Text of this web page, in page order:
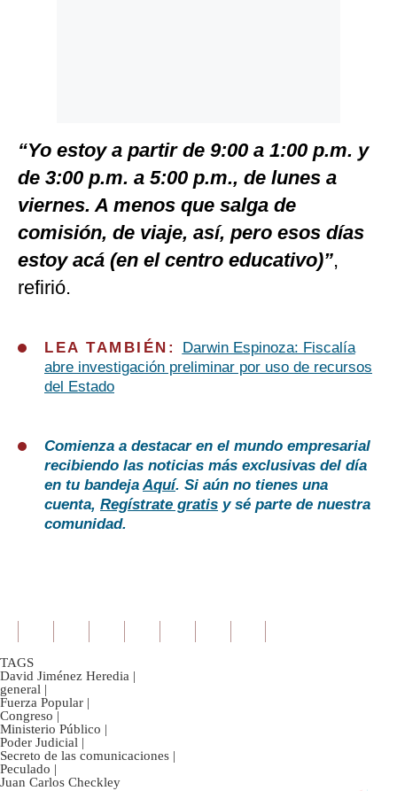
“Yo estoy a partir de 9:00 a 1:00 p.m. y
de 3:00 p.m. a 5:00 p.m., de lunes a
viernes. A menos que salga de
comisión, de viaje, así, pero esos días
estoy acá (en el centro educativo)”,
refirió.
LEA TAMBIÉN:
Darwin Espinoza: Fiscalía
abre investigación preliminar por uso de recursos
del Estado
Comienza a destacar en el mundo empresarial
recibiendo las noticias más exclusivas del día
en tu bandejaAquí. Si aún no tienes una
cuenta, Regístrate gratis y sé parte de nuestra
comunidad.
TAGS
David Jiménez Heredia |
general |
Fuerza Popular |
Congreso |
Ministerio Público |
Poder Judicial |
Secreto de las comunicaciones |
Peculado |
Juan Carlos Checkley